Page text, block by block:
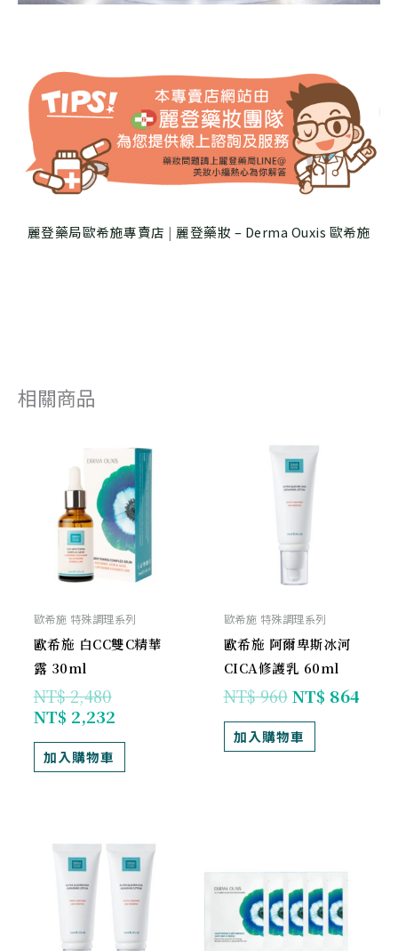
麗登藥局歐希施專賣店 | 麗登藥妝 – Derma Ouxis 歐希施
相關商品
歐希施 特殊調理系列
歐希施 白CC雙C精華
露 30ml
NT$2,480
始
價
格：
NT$ 2,480。
NT$ 2,232
前
價
格：
NT$ 2,232。
加入購物車
歐希施 特殊調理系列
歐希施 阿爾卑斯冰河
CICA修護乳 60ml
NT$960
始
價
格：
NT$ 864
加入購物車
始
價
格：
前
價
格：
價
格：
NT$ 980。
價
格：
NT$